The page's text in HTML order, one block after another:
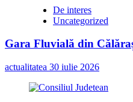
De interes
Uncategorized
Gara Fluvială din
actualitatea 30 iulie 2026